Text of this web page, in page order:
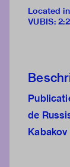
Located
VUBIS:
de
Kabakov